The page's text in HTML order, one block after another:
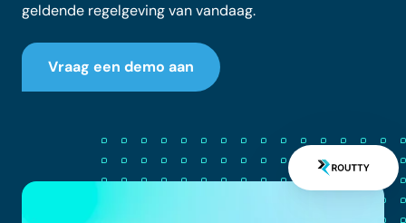
geldende regelgeving van vandaag.
Vraag een demo aan